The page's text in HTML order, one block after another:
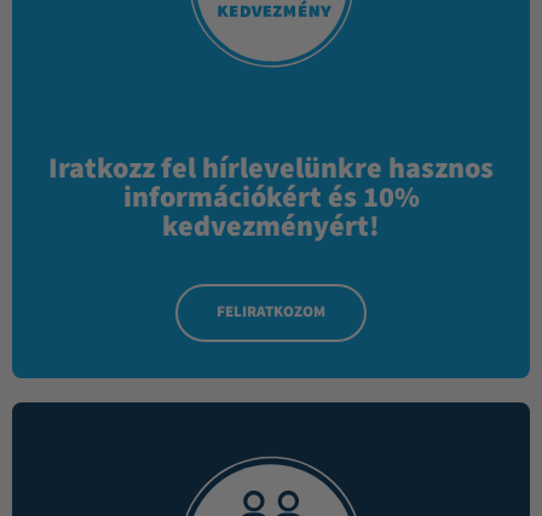
Iratkozz fel hírlevelünkre hasznos
információkért és 10%
kedvezményért!
FELIRATKOZOM